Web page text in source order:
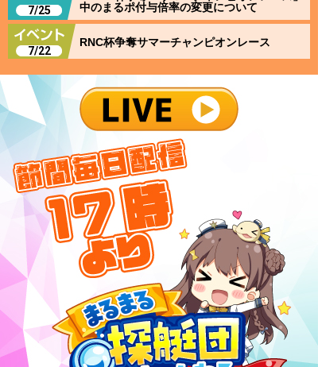
7/25
中のまるポ付与倍率の変更について
7/22
RNC杯争奪サマーチャンピオンレース